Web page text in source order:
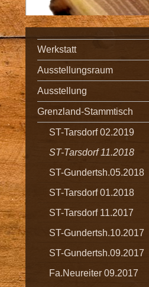
Werkstatt
Ausstellungsraum
Ausstellung
Grenzland-Stammtisch
ST-Tarsdorf 02.2019
ST-Tarsdorf 11.2018
ST-Gundertsh.05.2018
ST-Tarsdorf 01.2018
ST-Tarsdorf 11.2017
ST-Gundertsh.10.2017
ST-Gundertsh.09.2017
Fa.Neureiter 09.2017